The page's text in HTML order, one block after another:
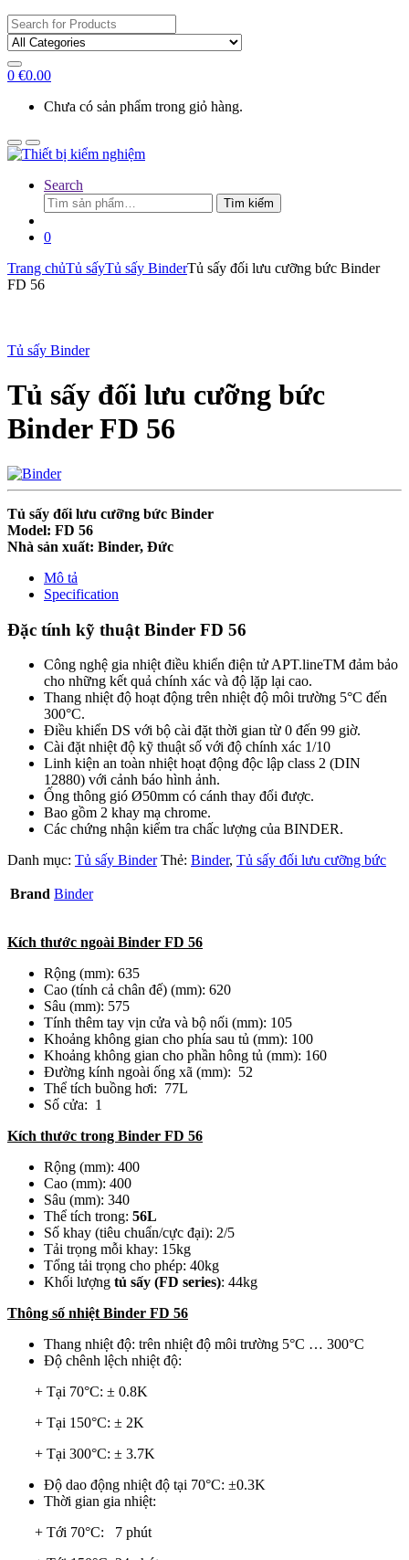
Search
for:
0 €0.00
Chưa có sản phẩm trong giỏ hàng.
Search
Tìm
kiếm:
Tìm kiếm
0
Trang chủTủ sấyTủ sấy BinderTủ sấy đối lưu cưỡng bức Binder
FD 56
Tủ sấy Binder
Tủ sấy đối lưu cưỡng bức
Binder FD 56
Tủ sấy đối lưu cưỡng bức Binder
Model: FD 56
Nhà sản xuất: Binder, Đức
Mô tả
Specification
Đặc tính kỹ thuật Binder FD 56
Công nghệ gia nhiệt điều khiển điện tử APT.lineTM đảm bảo
cho những kết quả chính xác và độ lặp lại cao.
Thang nhiệt độ hoạt động trên nhiệt độ môi trường 5°C đến
300°C.
Điều khiển DS với bộ cài đặt thời gian từ 0 đến 99 giờ.
Cài đặt nhiệt độ kỹ thuật số với độ chính xác 1/10
Linh kiện an toàn nhiệt hoạt động độc lập class 2 (DIN
12880) với cảnh báo hình ảnh.
Ống thông gió Ø50mm có cánh thay đổi được.
Bao gồm 2 khay mạ chrome.
Các chứng nhận kiểm tra chấc lượng của BINDER.
Danh mục: Tủ sấy Binder Thẻ: Binder, Tủ sấy đối lưu cưỡng bức
Brand Binder
Kích thước ngoài Binder FD 56
Rộng (mm): 635
Cao (tính cả chân đế) (mm): 620
Sâu (mm): 575
Tính thêm tay vịn cửa và bộ nối (mm): 105
Khoảng không gian cho phía sau tủ (mm): 100
Khoảng không gian cho phần hông tủ (mm): 160
Đường kính ngoài ống xã (mm): 52
Thể tích buồng hơi: 77L
Số cửa: 1
Kích thước trong Binder FD 56
Rộng (mm): 400
Cao (mm): 400
Sâu (mm): 340
Thể tích trong: 56L
Số khay (tiêu chuẩn/cực đại): 2/5
Tải trọng mỗi khay: 15kg
Tổng tải trọng cho phép: 40kg
Khối lượng tủ sấy (FD series): 44kg
Thông số nhiệt Binder FD 56
Thang nhiệt độ: trên nhiệt độ môi trường 5°C … 300°C
Độ chênh lệch nhiệt độ:
+ Tại 70°C: ± 0.8K
+ Tại 150°C: ± 2K
+ Tại 300°C: ± 3.7K
Độ dao động nhiệt độ tại 70°C: ±0.3K
Thời gian gia nhiệt:
+ Tới 70°C: 7 phút